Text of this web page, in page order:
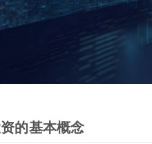
的基本概念